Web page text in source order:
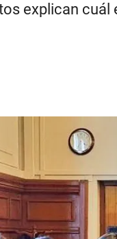
explican cuál